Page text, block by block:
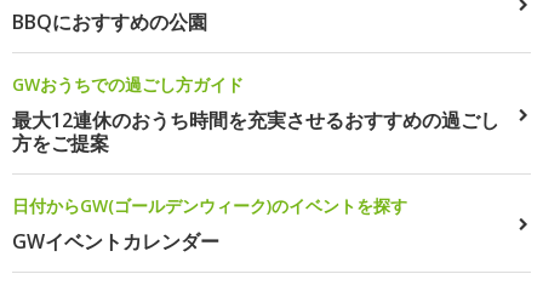
BBQにおすすめの公園
GWおうちでの過ごし方ガイド
最大12連休のおうち時間を充実させるおすすめの過ごし
方をご提案
日付からGW(ゴールデンウィーク)のイベントを探す
GWイベントカレンダー